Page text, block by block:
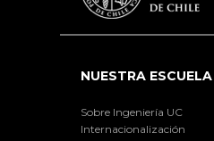
NUESTRA ESCUELA
Sobre Ingeniería UC
Internacionalización